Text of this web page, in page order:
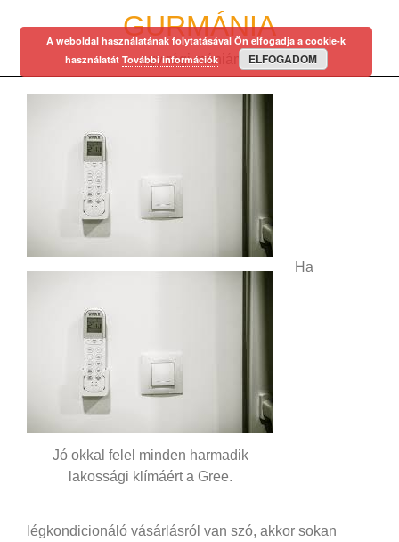
GURMÁNIA
egy régi mániám…
Jó okkal felel minden harmadik
lakossági klímáért a Gree.
Ha
légkondicionáló vásárlásról van szó, akkor sokan
A weboldal használatának folytatásával Ön elfogadja a cookie-k
használatát További információk ELFOGADOM